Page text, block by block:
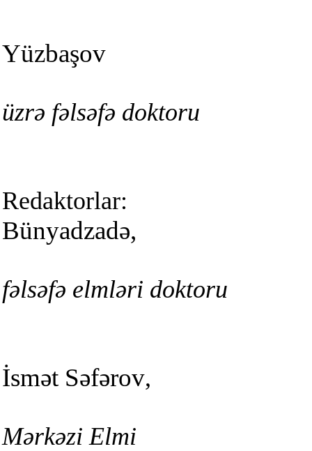
Yüzbaşov
üzrə fəlsəfə doktoru
Bünyadzadə,
fəlsəfə elmləri doktoru
İsmət Səfərov,
Mərkəzi Elmi